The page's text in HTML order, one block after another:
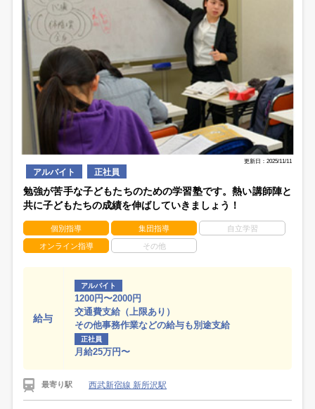
更新日：2025/11/11
アルバイト 正社員
勉強が苦手な子どもたちのための学習塾です。熱い講師陣と
共に子どもたちの成績を伸ばしていきましょう！
個別指導 集団指導 自立学習
オンライン指導 その他
給与
アルバイト
1200円〜2000円
交通費支給（上限あり）
その他事務作業などの給与も別途支給
正社員
月給25万円〜
最寄り駅 西武新宿線 新所沢駅